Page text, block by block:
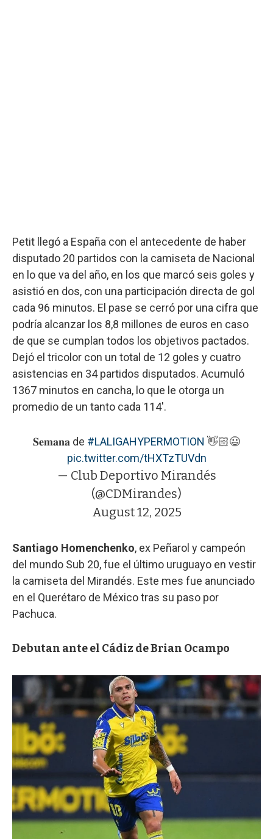
Petit llegó a España con el antecedente de haber
disputado 20 partidos con la camiseta de Nacional
en lo que va del año, en los que marcó seis goles y
asistió en dos, con una participación directa de gol
cada 96 minutos. El pase se cerró por una cifra que
podría alcanzar los 8,8 millones de euros en caso
de que se cumplan todos los objetivos pactados.
Dejó el tricolor con un total de 12 goles y cuatro
asistencias en 34 partidos disputados. Acumuló
1367 minutos en cancha, lo que le otorga un
promedio de un tanto cada 114'.
𝐒𝐞𝐦𝐚𝐧𝐚 de #LALIGAHYPERMOTION 👋🏻😃
pic.twitter.com/tHXTzTUVdn
— Club Deportivo Mirandés
(@CDMirandes)
August 12, 2025
Santiago Homenchenko, ex Peñarol y campeón
del mundo Sub 20, fue el último uruguayo en vestir
la camiseta del Mirandés. Este mes fue anunciado
en el Querétaro de México tras su paso por
Pachuca.
Debutan ante el Cádiz de Brian Ocampo